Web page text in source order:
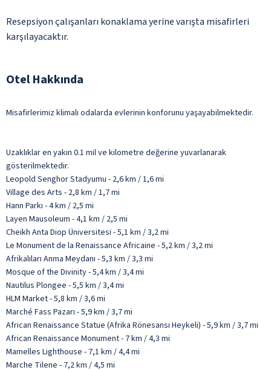
Resepsiyon çalışanları konaklama yerine varışta misafirleri
karşılayacaktır.
Otel Hakkında
Misafirlerimiz klimalı odalarda evlerinin konforunu yaşayabilmektedir.
Uzaklıklar en yakın 0.1 mil ve kilometre değerine yuvarlanarak
gösterilmektedir.
Leopold Senghor Stadyumu - 2,6 km / 1,6 mi
Village des Arts - 2,8 km / 1,7 mi
Hann Parkı - 4 km / 2,5 mi
Layen Mausoleum - 4,1 km / 2,5 mi
Cheikh Anta Diop Üniversitesi - 5,1 km / 3,2 mi
Le Monument de la Renaissance Africaine - 5,2 km / 3,2 mi
Afrikalıları Anma Meydanı - 5,3 km / 3,3 mi
Mosque of the Divinity - 5,4 km / 3,4 mi
Nautilus Plongee - 5,5 km / 3,4 mi
HLM Market - 5,8 km / 3,6 mi
Marché Fass Pazarı - 5,9 km / 3,7 mi
African Renaissance Statue (Afrika Rönesansı Heykeli) - 5,9 km / 3,7 mi
African Renaissance Monument - 7 km / 4,3 mi
Mamelles Lighthouse - 7,1 km / 4,4 mi
Marche Tilene - 7,2 km / 4,5 mi